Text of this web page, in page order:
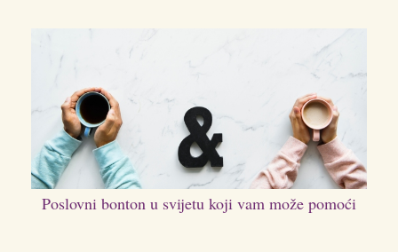
Poslovni bonton u svijetu koji vam može pomoći